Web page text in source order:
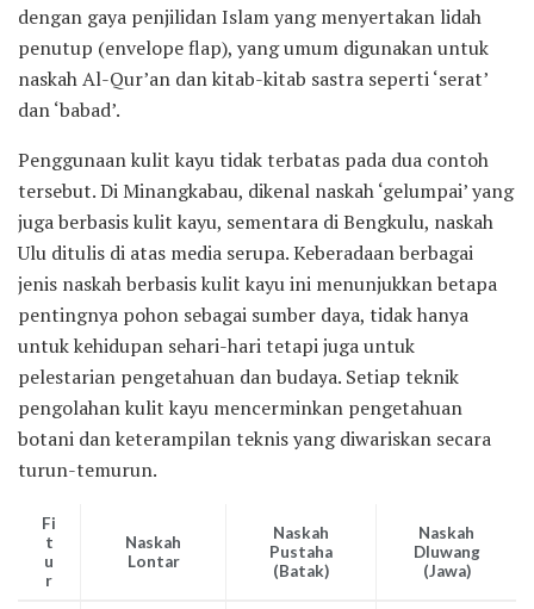
dengan gaya penjilidan Islam yang menyertakan lidah
penutup (envelope flap), yang umum digunakan untuk
naskah Al-Qur’an dan kitab-kitab sastra seperti ‘serat’
dan ‘babad’.
Penggunaan kulit kayu tidak terbatas pada dua contoh
tersebut. Di Minangkabau, dikenal naskah ‘gelumpai’ yang
juga berbasis kulit kayu, sementara di Bengkulu, naskah
Ulu ditulis di atas media serupa. Keberadaan berbagai
jenis naskah berbasis kulit kayu ini menunjukkan betapa
pentingnya pohon sebagai sumber daya, tidak hanya
untuk kehidupan sehari-hari tetapi juga untuk
pelestarian pengetahuan dan budaya. Setiap teknik
pengolahan kulit kayu mencerminkan pengetahuan
botani dan keterampilan teknis yang diwariskan secara
turun-temurun.
Fi
t
u
r
Naskah
Lontar
Naskah
Pustaha
(Batak)
Naskah
Dluwang
(Jawa)